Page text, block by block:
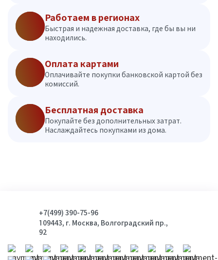
Работаем в регионах
Быстрая и надежная доставка, где бы вы ни
находились.
Оплата картами
Оплачивайте покупки банковской картой без
комиссий.
Бесплатная доставка
Покупайте без дополнительных затрат.
Наслаждайтесь покупками из дома.
+7(499) 390-75-96
109443, г. Москва, Волгоградский пр.,
92